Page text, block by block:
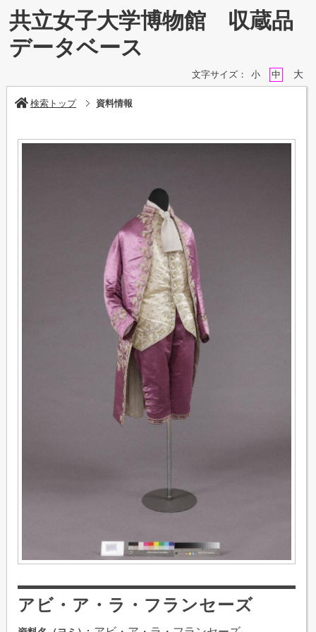
共立女子大学博物館 収蔵品
データベース
文字サイズ： 小 中 大
検索トップ 資料情報
アビ・ア・ラ・フランセーズ